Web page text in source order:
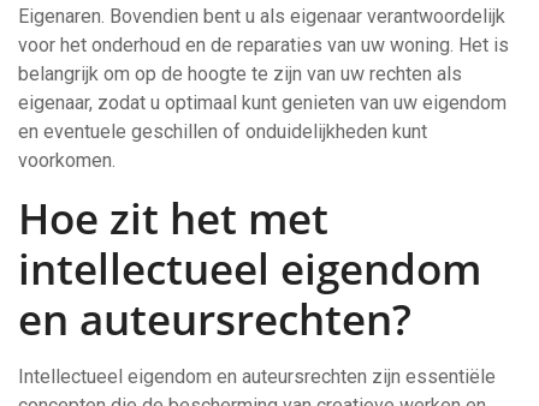
Eigenaren. Bovendien bent u als eigenaar verantwoordelijk
voor het onderhoud en de reparaties van uw woning. Het is
belangrijk om op de hoogte te zijn van uw rechten als
eigenaar, zodat u optimaal kunt genieten van uw eigendom
en eventuele geschillen of onduidelijkheden kunt
voorkomen.
Hoe zit het met
intellectueel eigendom
en auteursrechten?
Intellectueel eigendom en auteursrechten zijn essentiële